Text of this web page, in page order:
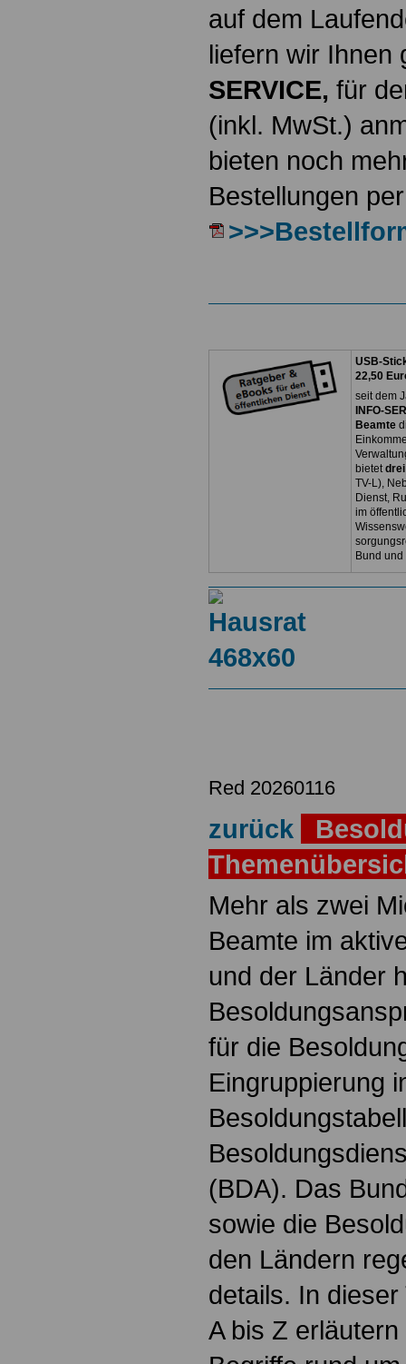
auf dem
liefern wir
SERVICE, für
(inkl. MwSt.)
bieten noch
Bestellungen
USB-
22,50
seit dem
INFO-
Beamte
bietet
TV-L),
Dienst,
im
Bund
Red 20260116
zurück
Mehr als zwei
Beamte im
und der Länder
für die
Eingruppierung
(BDA). Das
sowie die
den Ländern
details. In
A bis Z